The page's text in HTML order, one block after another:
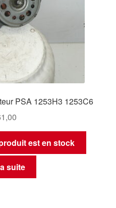
PSA 1253H3 1253C6
est en stock
suite